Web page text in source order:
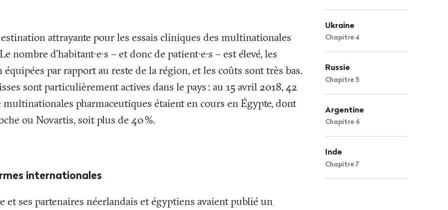
Ukraine
Chapitre 4
Russie
Chapitre 5
Argentine
Chapitre 6
Inde
Chapitre 7
attrayante pour les essais cliniques des multinationales
nombre d'habitant∙e∙s – et donc de patient∙e∙s – est élevé, les
par rapport au reste de la région, et les coûts sont très bas.
sont particulièrement actives dans le pays: au 15 avril 2018, 42
multinationales pharmaceutiques étaient en cours en Égypte, dont
ou Novartis, soit plus de 40%.
internationales
et ses partenaires néerlandais et égyptiens avaient publié un